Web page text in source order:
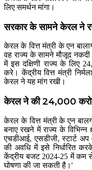
लिए समर्थन मांगा।
सरकार के सामने केरल ने
केरल के वित्त मंत्री के एन
वह राज्य के सामने मौजूद
में इस दक्षिणी राज्य के लिए
करे। केंद्रीय वित्त मंत्री
केरल ने यह मांग रखी।
केरल ने की 24,000
केरल के वित्त मंत्री के एन
बनाए रखने में राज्य के विभिन्न
एचडीआई, एसडीजी, स्टार्ट
की अवधि में इसे निर्धारित
केंद्रीय बजट 2024-25 में कम
घोषणा की जा सकती है।'